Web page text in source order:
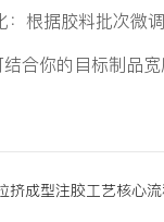
：根据胶料批次微
合你的目标制品
挤成型注胶工艺核心